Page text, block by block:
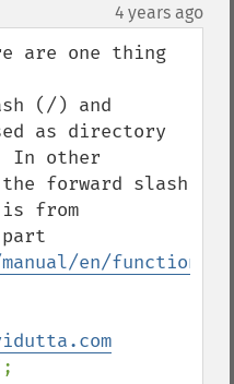
4 years ago
are one thing
(/) and
as directory
In other
forward slash
from
en/
;